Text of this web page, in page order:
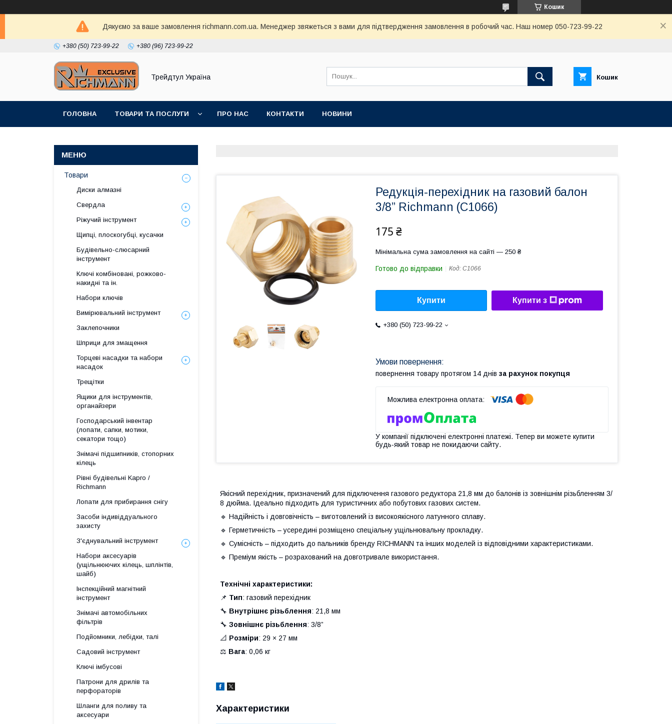
Кошик
Дякуємо за ваше замовлення richmann.com.ua. Менеджер звяжеться з вами для підтвердження замовлення в робочий час. Наш номер 050-723-99-22
+380 (50) 723-99-22 +380 (96) 723-99-22
Трейдтул Україна Кошик
ГОЛОВНА ТОВАРИ ТА ПОСЛУГИ ПРО НАС КОНТАКТИ НОВИНИ
Редукція-перехідник на газовий балон
3/8” Richmann (C1066)
175 ₴
Мінімальна сума замовлення на сайті — 250 ₴
Готово до відправки Код: C1066
Купити Купити з
+380 (50) 723-99-22
повернення товару протягом 14 днів за рахунок покупця
У компанії підключені електронні платежі. Тепер ви можете купити
будь-який товар не покидаючи сайту.
Якісний перехідник, призначений для підключення газового редуктора 21,8 мм до балонів із зовнішнім різьбленням 3/
8 дюйма. Ідеально підходить для туристичних або побутових газових систем.
🔹 Надійність і довговічність – виготовлений із високоякісного латунного сплаву.
🔹 Герметичність – усередині розміщено спеціальну ущільнювальну прокладку.
🔹 Сумісність – підходить до пальників бренду RICHMANN та інших моделей із відповідними характеристиками.
🔹 Преміум якість – розрахований на довготривале використання.
Технічні характеристики:
📌 Тип: газовий перехідник
🔧 Внутрішнє різьблення: 21,8 мм
🔧 Зовнішнє різьблення: 3/8”
📐 Розміри: 29 × 27 мм
⚖️ Вага: 0,06 кг
Характеристики
Товари
Диски алмазні
Свердла
Ріжучий інструмент
Щипці, плоскогубці, кусачки
Будівельно-слюсарний
інструмент
Ключі комбіновані, рожково-
накидні та ін.
Набори ключів
Вимірювальний інструмент
Заклепочники
Шприци для змащення
Торцеві насадки та набори
насадок
Трещітки
Ящики для інструментів,
органайзери
Господарський інвентар
(лопати, сапки, мотики,
секатори тощо)
Знімачі підшипників, стопорних
кілець
Рівні будівельні Kapro /
Richmann
Лопати для прибирання снігу
Засоби індивіддуального
захисту
З'єднувальний інструмент
Набори аксесуарів
(ущільнюючих кілець, шплінтів,
шайб)
Інспекційний магнітний
інструмент
Знімачі автомобільних
фільтрів
Подйомники, лебідки, талі
Садовий інструмент
Ключі імбусові
Патрони для дрилів та
перфораторів
Шланги для поливу та
аксесуари